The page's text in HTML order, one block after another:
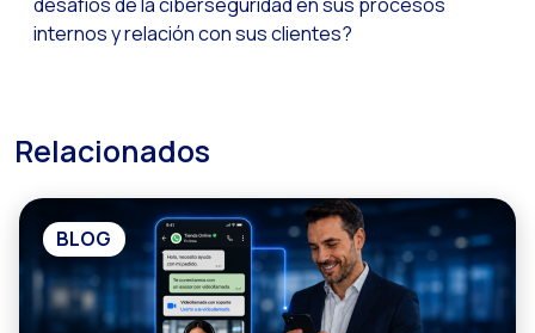
internos y relación con sus clientes?
Relacionados
BLOG